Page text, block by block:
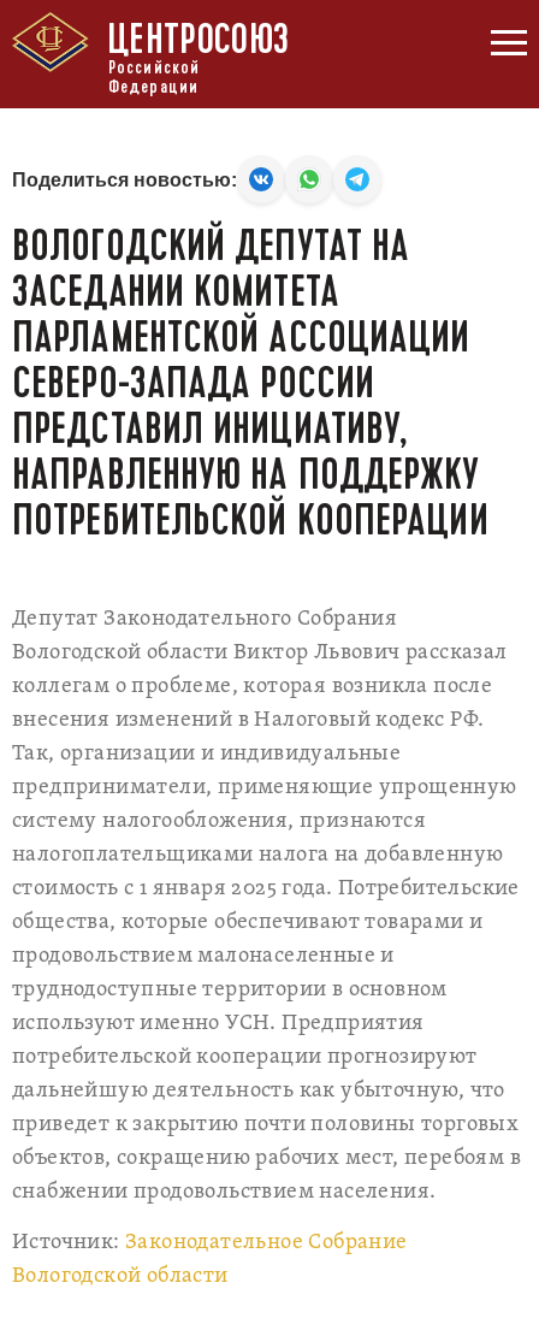
ЦЕНТРОСОЮЗ
Российской
Федерации
Поделиться новостью:
ВОЛОГОДСКИЙ ДЕПУТАТ НА
ЗАСЕДАНИИ КОМИТЕТА
ПАРЛАМЕНТСКОЙ АССОЦИАЦИИ
СЕВЕРО-ЗАПАДА РОССИИ
ПРЕДСТАВИЛ ИНИЦИАТИВУ,
НАПРАВЛЕННУЮ НА ПОДДЕРЖКУ
ПОТРЕБИТЕЛЬСКОЙ КООПЕРАЦИИ
Депутат Законодательного Собрания
Вологодской области Виктор Львович рассказал
коллегам о проблеме, которая возникла после
внесения изменений в Налоговый кодекс РФ.
Так, организации и индивидуальные
предприниматели, применяющие упрощенную
систему налогообложения, признаются
налогоплательщиками налога на добавленную
стоимость с 1 января 2025 года. Потребительские
общества, которые обеспечивают товарами и
продовольствием малонаселенные и
труднодоступные территории в основном
используют именно УСН. Предприятия
потребительской кооперации прогнозируют
дальнейшую деятельность как убыточную, что
приведет к закрытию почти половины торговых
объектов, сокращению рабочих мест, перебоям в
снабжении продовольствием населения.
Источник: Законодательное Собрание
Вологодской области